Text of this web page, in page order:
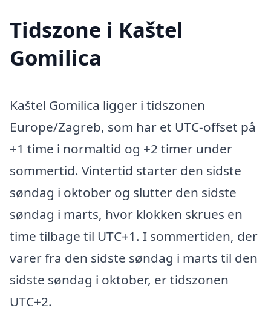
Tidszone i Kaštel
Gomilica
Kaštel Gomilica ligger i tidszonen
Europe/Zagreb, som har et UTC-offset på
+1 time i normaltid og +2 timer under
sommertid. Vintertid starter den sidste
søndag i oktober og slutter den sidste
søndag i marts, hvor klokken skrues en
time tilbage til UTC+1. I sommertiden, der
varer fra den sidste søndag i marts til den
sidste søndag i oktober, er tidszonen
UTC+2.